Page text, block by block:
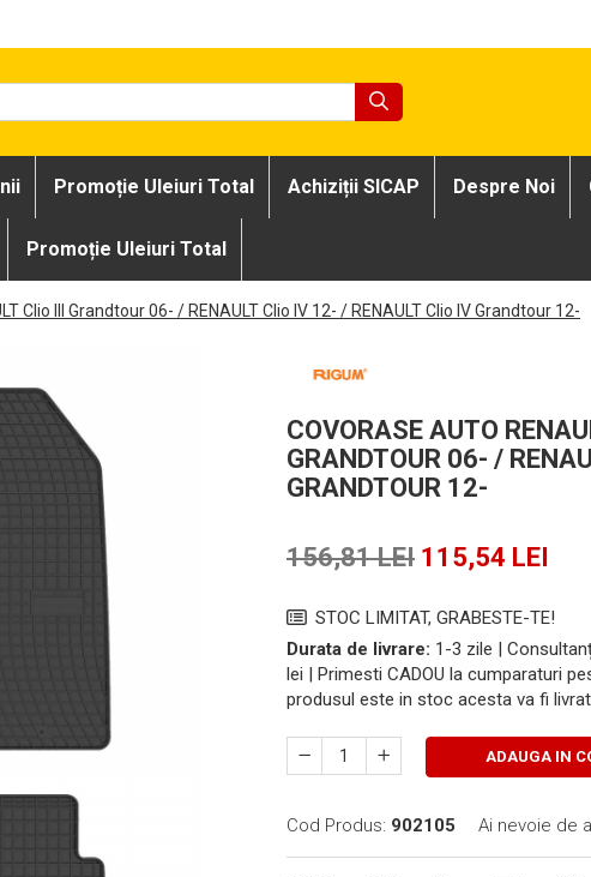
Promoție Uleiuri Total Achiziții SICAP Despre Noi
Promoție Uleiuri Total
Clio III Grandtour 06- / RENAULT Clio IV 12- / RENAULT Clio IV Grandtour 12-
COVORASE AUTO
GRANDTOUR 06- /
GRANDTOUR 12-
156,81 LEI 115,54 LEI
STOC LIMITAT, GRABESTE-TE!
Durata de livrare: 1-3 zile |
lei | Primesti CADOU la cumparaturi
produsul este in stoc acesta va fi
ADAUGA IN
Cod Produs: 902105 Ai nevoie de